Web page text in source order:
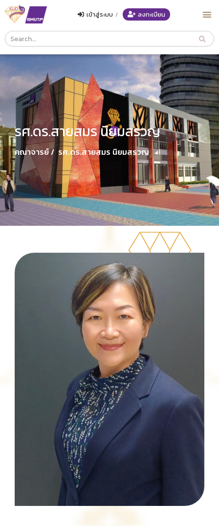
Course
Search
Header
เข้าสู่ระบบ / ลงทะเบียน
รศ.ดร.สายสมร นิยมสรวญ
คณาจารย์ / รศ.ดร.สายสมร นิยมสรวญ